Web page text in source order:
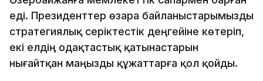
еді. Президенттер өзара байланыстарымызды
стратегиялық серіктестік деңгейіне көтеріп,
екі елдің одақтастық қатынастарын
нығайтқан маңызды құжаттарға қол қойды.